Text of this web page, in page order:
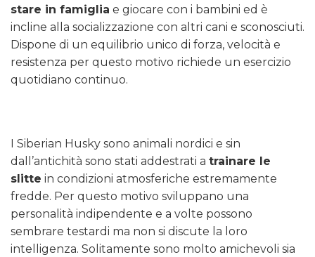
stare in famiglia e giocare con i bambini ed è
incline alla socializzazione con altri cani e sconosciuti.
Dispone di un equilibrio unico di forza, velocità e
resistenza per questo motivo richiede un esercizio
quotidiano continuo.
I Siberian Husky sono animali nordici e sin
dall’antichità sono stati addestrati a trainare le
slitte in condizioni atmosferiche estremamente
fredde. Per questo motivo sviluppano una
personalità indipendente e a volte possono
sembrare testardi ma non si discute la loro
intelligenza. Solitamente sono molto amichevoli sia